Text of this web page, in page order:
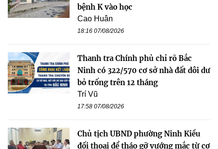
bệnh K vào học
Cao Huân
18:16 07/08/2026
Thanh tra Chính phủ chỉ rõ Bắc
Ninh có 322/570 cơ sở nhà đất dôi dư
bỏ trống trên 12 tháng
Trí Vũ
17:58 07/08/2026
Chủ tịch UBND phường Ninh Kiều
đối thoại để tháo gỡ vướng mắc từ cơ